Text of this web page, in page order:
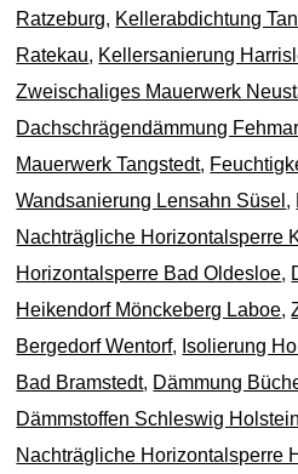
Ratzeburg, Kellerabdichtung
Ratekau, Kellersanierung
Zweischaliges Mauerwerk
Dachschrägendämmung
Mauerwerk Tangstedt,
Wandsanierung Lensahn Süsel ,
Nachträgliche Horizontalsperre
Horizontalsperre Bad Oldesloe,
Heikendorf Mönckeberg Laboe,
Bergedorf Wentorf, Isolierung
Bad Bramstedt, Dämmung
Dämmstoffen Schleswig Holstein
Nachträgliche Horizontalsperre